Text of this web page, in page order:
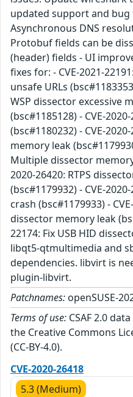
updated support and
Asynchronous DNS
Protobuf fields can be
(header) fields - UI
fixes for: - CVE-2021-
unsafe URLs
WSP dissector excessive
(bsc#1185128) - CVE-
(bsc#1180232) - CVE-
memory leak
Multiple dissector
2020-26420: RTPS
(bsc#1179932) - CVE-
crash (bsc#1179933) -
dissector memory leak
22174: Fix USB HID
libqt5-qtmultimedia and
dependencies. libvirt is
plugin-libvirt.
Patchnames: openSUSE-
Terms of use: CSAF 2.0
the Creative Commons
(CC-BY-4.0).
CVE-2020-26418
5.3 (Medium)